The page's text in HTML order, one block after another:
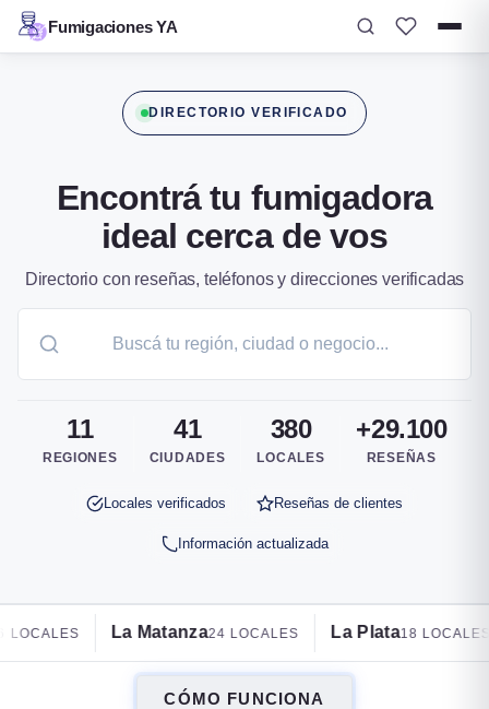
Fumigaciones YA
DIRECTORIO VERIFICADO
Encontrá tu fumigadora
ideal cerca de vos
Directorio con reseñas, teléfonos y direcciones verificadas
11
REGIONES
41
CIUDADES
380
LOCALES
+29.100
RESEÑAS
Locales verificados Reseñas de clientes
Información actualizada
24 LOCALES La Plata18 LOCALES Villa Devoto
CÓMO FUNCIONA